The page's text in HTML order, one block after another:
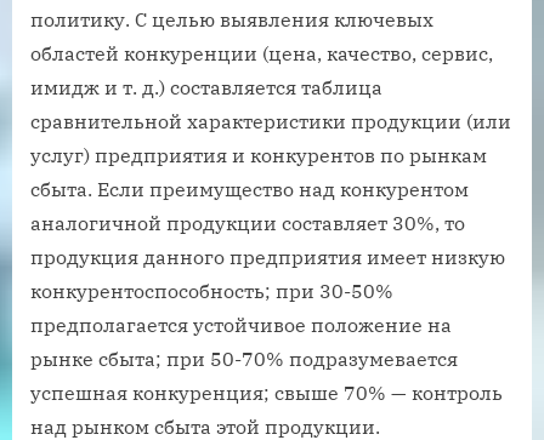
политику. С целью выявления ключевых
областей конкуренции (цена, качество, сервис,
имидж и т. д.) составляется таблица
сравнительной характеристики продукции (или
услуг) предприятия и конкурентов по рынкам
сбыта. Если преимущество над конкурентом
аналогичной продукции составляет 30%, то
продукция данного предприятия имеет низкую
конкурентоспособность; при 30-50%
предполагается устойчивое положение на
рынке сбыта; при 50-70% подразумевается
успешная конкуренция; свыше 70% — контроль
над рынком сбыта этой продукции.